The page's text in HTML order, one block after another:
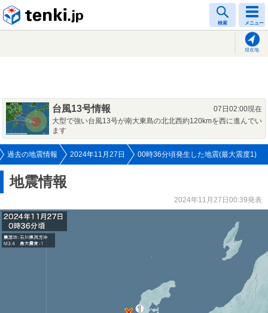
検索 メニュー
現在地
台風13号情報
07日02:00現在
大型で強い台風13号が南大東島の北北西約120kmを西に進んでい
ます
過去の地震情報 2024年11月27日 00時36分頃発生した地震(最大震度1)
地震情報
2024年11月27日00:39発表